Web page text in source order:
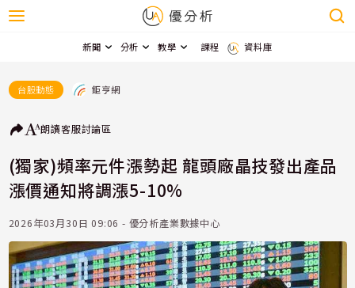
新聞 分析 教學 課程 資料庫
台股動態 鉅亨網
朗讀客服討論區
(獨家)頻率元件漲勢起 龍頭廠晶技發出產品
漲價通知將調漲5-10%
2026年03月30日 09:06 - 優分析產業數據中心